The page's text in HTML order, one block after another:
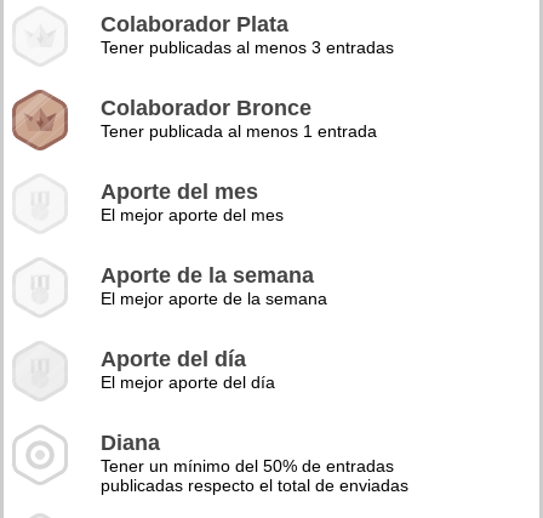
Colaborador Plata
Tener publicadas al menos 3 entradas
Colaborador Bronce
Tener publicada al menos 1 entrada
Aporte del mes
El mejor aporte del mes
Aporte de la semana
El mejor aporte de la semana
Aporte del día
El mejor aporte del día
Diana
Tener un mínimo del 50% de entradas
publicadas respecto el total de enviadas